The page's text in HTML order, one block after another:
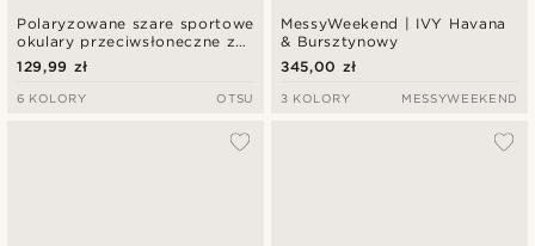
Polaryzowane szare sportowe
okulary przeciwsłoneczne z
niebieskimi i zielonymi
soczewkami
129,99 zł
6 KOLORY OTSU
MessyWeekend | IVY Havana
& Bursztynowy
345,00 zł
3 KOLORY MESSYWEEKEND